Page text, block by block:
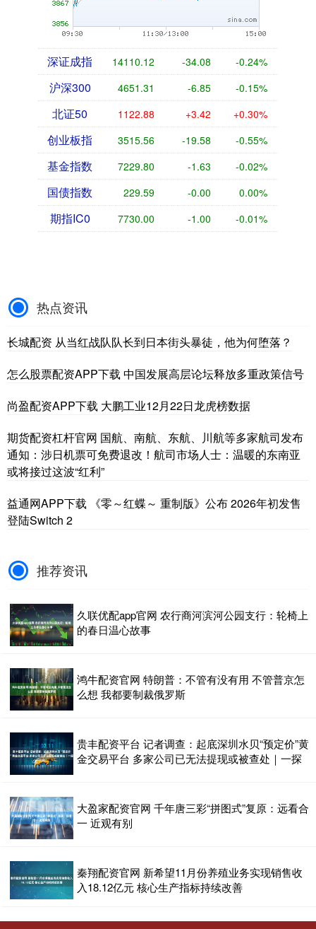
深证成指 14110.12 -34.08 -0.24%
沪深300 4651.31 -6.85 -0.15%
北证50 1122.88 +3.42 +0.30%
创业板指 3515.56 -19.58 -0.55%
基金指数 7229.80 -1.63 -0.02%
国债指数 229.59 -0.00 0.00%
期指IC0 7730.00 -1.00 -0.01%
热点资讯
长城配资 从当红战队队长到日本街头暴徒，他为何堕落？
怎么股票配资APP下载 中国发展高层论坛释放多重政策信号
尚盈配资APP下载 大鹏工业12月22日龙虎榜数据
期货配资杠杆官网 国航、南航、东航、川航等多家航司发布
通知：涉日机票可免费退改！航司市场人士：温暖的东南亚
或将接过这波“红利”
益通网APP下载 《零～红蝶～ 重制版》公布 2026年初发售
登陆Switch 2
推荐资讯
久联优配app官网 农行商河滨河公园支行：轮椅上
的春日温心故事
鸿牛配资官网 特朗普：不管有没有用 不管普京怎
么想 我都要制裁俄罗斯
贵丰配资平台 记者调查：起底深圳水贝“预定价”黄
金交易平台 多家公司已无法提现或被查处｜一探
大盈家配资官网 千年唐三彩“拼图式”复原：远看合
一 近观有别
秦翔配资官网 新希望11月份养殖业务实现销售收
入18.12亿元 核心生产指标持续改善